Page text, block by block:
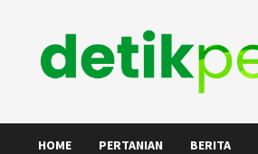
content
HOME PERTANIAN BERITA